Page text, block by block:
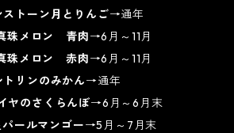
ストーン月とりんご→通年
珠メロン 青肉→6月～11月
珠メロン 赤肉→6月～11月
トリンのみかん→通年
ヤのさくらんぼ→6月～6月末
ールマンゴー→5月～7月末